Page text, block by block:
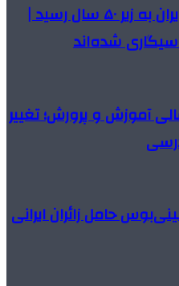
سن ابتلا به سرطان در ایران به زیر ۵۰ سال رسید |
شده‌اند
آموزش و پرورش؛ تغییر
حامل زائران ایرانی